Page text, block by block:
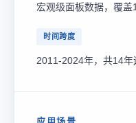
宏观级面板数据，覆盖
时间跨度
2011-2024年，共14年